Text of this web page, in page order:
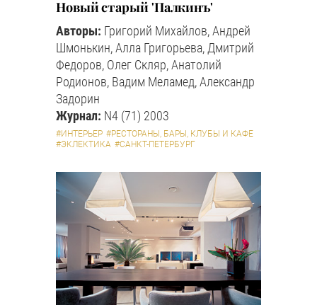
Новый старый 'Палкинъ'
Авторы: Григорий Михайлов, Андрей
Шмонькин, Алла Григорьева, Дмитрий
Федоров, Олег Скляр, Анатолий
Родионов, Вадим Меламед, Александр
Задорин
Журнал: N4 (71) 2003
#ИНТЕРЬЕР #РЕСТОРАНЫ, БАРЫ, КЛУБЫ И КАФЕ
#ЭКЛЕКТИКА #САНКТ-ПЕТЕРБУРГ